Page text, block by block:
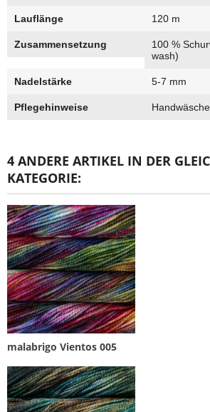
Lauflänge 120 m
Zusammensetzung
100 %
wash)
Nadelstärke 5-7 mm
Pflegehinweise Handwäsche
4 ANDERE ARTIKEL IN DER
KATEGORIE:
malabrigo Vientos 005